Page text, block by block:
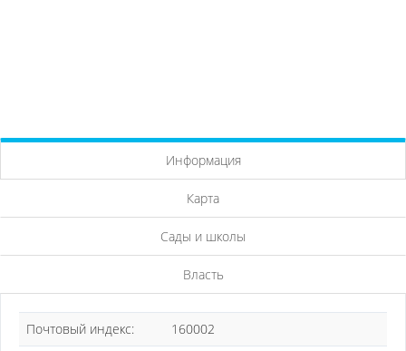
Информация
Карта
Сады и школы
Власть
Почтовый индекс:
160002